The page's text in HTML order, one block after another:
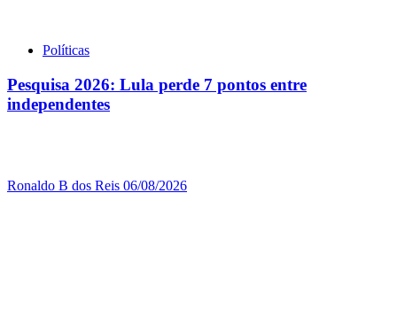
Políticas
Pesquisa 2026: Lula perde 7 pontos entre
independentes
Ronaldo B dos Reis 06/08/2026